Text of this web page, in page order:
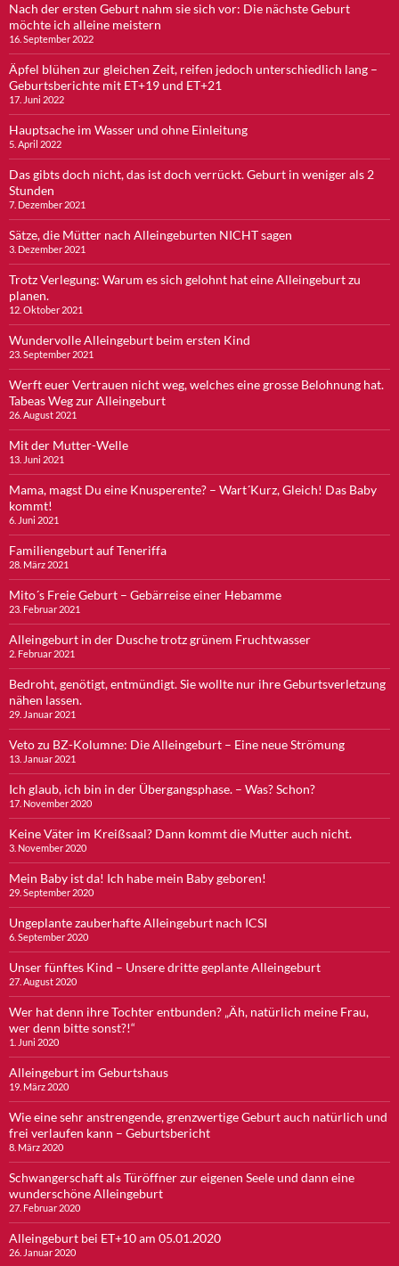
Nach der ersten Geburt nahm sie sich vor: Die nächste Geburt
möchte ich alleine meistern
16. September 2022
Äpfel blühen zur gleichen Zeit, reifen jedoch unterschiedlich lang –
Geburtsberichte mit ET+19 und ET+21
17. Juni 2022
Hauptsache im Wasser und ohne Einleitung
5. April 2022
Das gibts doch nicht, das ist doch verrückt. Geburt in weniger als 2
Stunden
7. Dezember 2021
Sätze, die Mütter nach Alleingeburten NICHT sagen
3. Dezember 2021
Trotz Verlegung: Warum es sich gelohnt hat eine Alleingeburt zu
planen.
12. Oktober 2021
Wundervolle Alleingeburt beim ersten Kind
23. September 2021
Werft euer Vertrauen nicht weg, welches eine grosse Belohnung hat.
Tabeas Weg zur Alleingeburt
26. August 2021
Mit der Mutter-Welle
13. Juni 2021
Mama, magst Du eine Knusperente? – Wart´Kurz, Gleich! Das Baby
kommt!
6. Juni 2021
Familiengeburt auf Teneriffa
28. März 2021
Mito´s Freie Geburt – Gebärreise einer Hebamme
23. Februar 2021
Alleingeburt in der Dusche trotz grünem Fruchtwasser
2. Februar 2021
Bedroht, genötigt, entmündigt. Sie wollte nur ihre Geburtsverletzung
nähen lassen.
29. Januar 2021
Veto zu BZ-Kolumne: Die Alleingeburt – Eine neue Strömung
13. Januar 2021
Ich glaub, ich bin in der Übergangsphase. – Was? Schon?
17. November 2020
Keine Väter im Kreißsaal? Dann kommt die Mutter auch nicht.
3. November 2020
Mein Baby ist da! Ich habe mein Baby geboren!
29. September 2020
Ungeplante zauberhafte Alleingeburt nach ICSI
6. September 2020
Unser fünftes Kind – Unsere dritte geplante Alleingeburt
27. August 2020
Wer hat denn ihre Tochter entbunden? „Äh, natürlich meine Frau,
wer denn bitte sonst?!“
1. Juni 2020
Alleingeburt im Geburtshaus
19. März 2020
Wie eine sehr anstrengende, grenzwertige Geburt auch natürlich und
frei verlaufen kann – Geburtsbericht
8. März 2020
Schwangerschaft als Türöffner zur eigenen Seele und dann eine
wunderschöne Alleingeburt
27. Februar 2020
Alleingeburt bei ET+10 am 05.01.2020
26. Januar 2020